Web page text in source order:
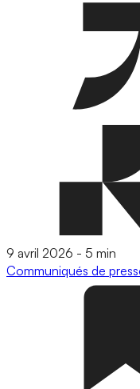
9 avril 2026 - 5 min
Communiqués de